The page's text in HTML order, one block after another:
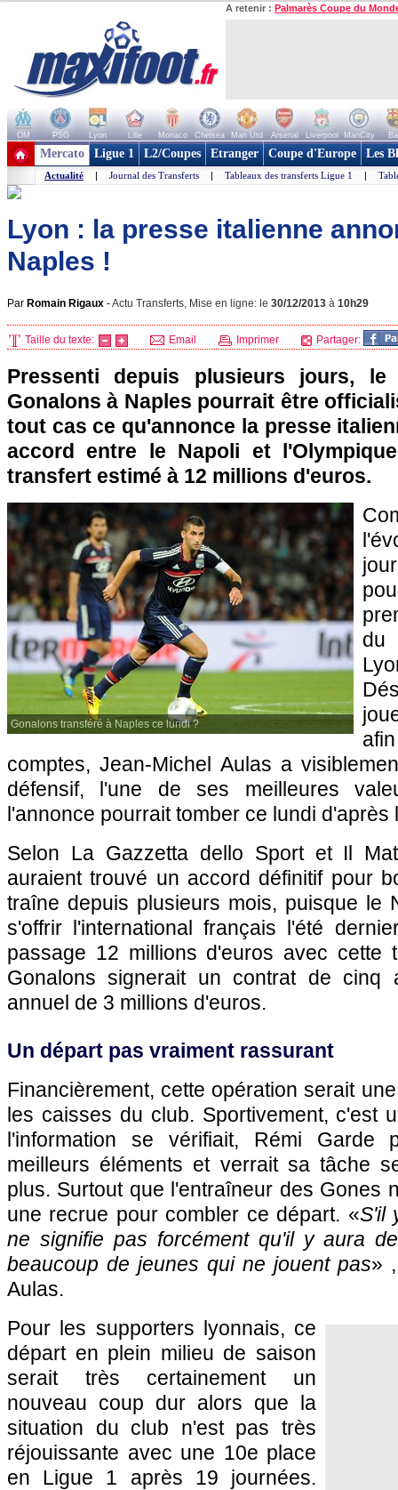
A retenir : Palmarès Coupe du
OM PSG Lyon Lille Monaco Chelsea Man Utd Arsenal Liverpool ManCity
+ de clubs
Mercato Ligue 1 L2/Coupes Etranger Coupe d'Europe Les
Actualité | Journal des Transferts | Tableaux des transferts Ligue 1 |
Lyon : la presse italienne
Naples !
Par Romain Rigaux -Actu Transferts, Mise en ligne: le 30/12/2013 à 10h29
Taille du texte: Email Imprimer Partager:
Pressenti depuis plusieurs jours, le
Gonalons à Naples pourrait être
tout cas ce qu'annonce la presse
accord entre le Napoli et
transfert estimé à 12 millions d'euros.
Gonalons transféré à Naples ce lundi ?
du
comptes, Jean-Michel Aulas a
défensif, l'une de ses meilleures
l'annonce pourrait tomber ce lundi d'après
Selon La Gazzetta dello Sport et Il
auraient trouvé un accord définitif pour
traîne depuis plusieurs mois, puisque le
s'offrir l'international français l'été
passage 12 millions d'euros avec cette
Gonalons signerait un contrat de cinq
annuel de 3 millions d'euros.
Un départ pas vraiment rassurant
Financièrement, cette opération serait
les caisses du club. Sportivement, c'est
l'information se vérifiait, Rémi Garde
meilleurs éléments et verrait sa tâche
plus. Surtout que l'entraîneur des Gones
une recrue pour combler ce départ. «S'il
ne signifie pas forcément qu'il y aura
beaucoup de jeunes qui ne jouent pas»
Aulas.
Pour les supporters lyonnais, ce
départ en plein milieu de saison
serait très certainement un
nouveau coup dur alors que la
situation du club n'est pas très
réjouissante avec une 10e place
en Ligue 1 après 19 journées.